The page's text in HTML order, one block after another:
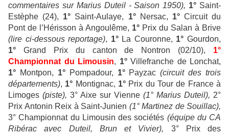
commentaires sur Marius Duteil - Saison 1950), 1° Saint-
Estèphe (24), 1° Saint-Aulaye, 1°Nersac, 1°Circuit du
Pont de l’Hérisson à Angoulême, 1° Prix du Salan à Brive
(lire ci-dessous reportage), 1°La Couronne, 1° Gourdon,
1° Grand Prix du canton de Nontron (02/10), 1°
Championnat du Limousin, 1°Villefranche de Lonchat,
1° Montpon, 1°Pompadour, 1°Payzac (circuit des trois
départements), 1° Montignac, 1° Prix du Tour de France à
Limoges (piste), 3° Aixe sur Vienne (1° Marius Duteil), 2°
Prix Antonin Reix à Saint-Junien (1° Martinez de Souillac),
3° Championnat du Limousin des sociétés (équipe du CA
Ribérac avec Duteil, Brun et Vivier), 3° Prix des